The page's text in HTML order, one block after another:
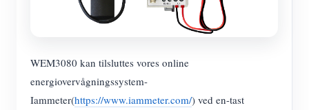
WEM3080 kan tilsluttes vores online
energiovervågningssystem-
Iammeter(https://www.iammeter.com/) ved en-tast